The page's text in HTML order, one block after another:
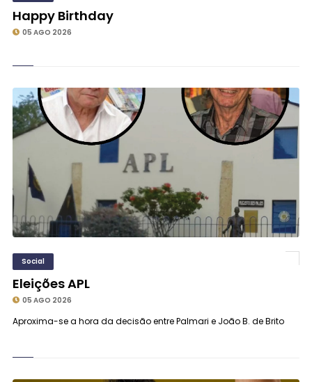
Happy Birthday
05 AGO 2026
Social
Eleições APL
05 AGO 2026
Aproxima-se a hora da decisão entre Palmari e João B. de Brito